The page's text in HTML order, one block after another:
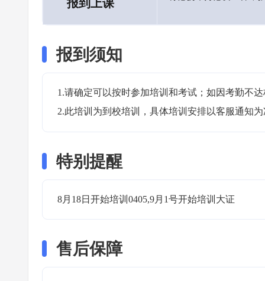
报到上课
报到须知
1.请确定可以按时参加培训和考试；如因考勤不
2.此培训为到校培训，具体培训安排以客服通知
特别提醒
8月18日开始培训0405,9月1号开始培训大证
售后保障